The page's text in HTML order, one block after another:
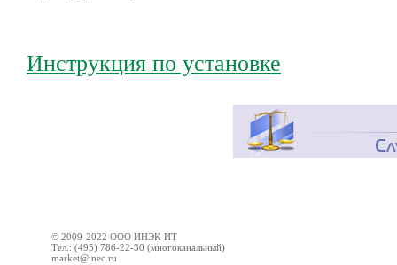
Инструкция по установке
© 2009-2022 ООО ИНЭК-ИТ
Тел.: (495) 786-22-30 (многоканальный)
market@inec.ru